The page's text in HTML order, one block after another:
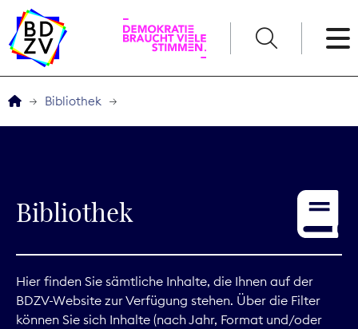
Service
Digitales
Bibliothek
Bibliothek
Hier finden Sie sämtliche Inhalte, die Ihnen auf der
BDZV-Website zur Verfügung stehen. Über die Filter
können Sie sich Inhalte (nach Jahr, Format und/oder